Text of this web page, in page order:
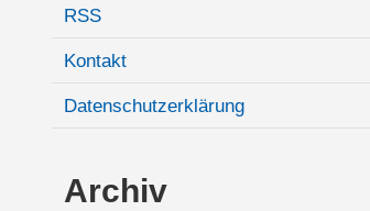
RSS
Kontakt
Datenschutzerklärung
Archiv